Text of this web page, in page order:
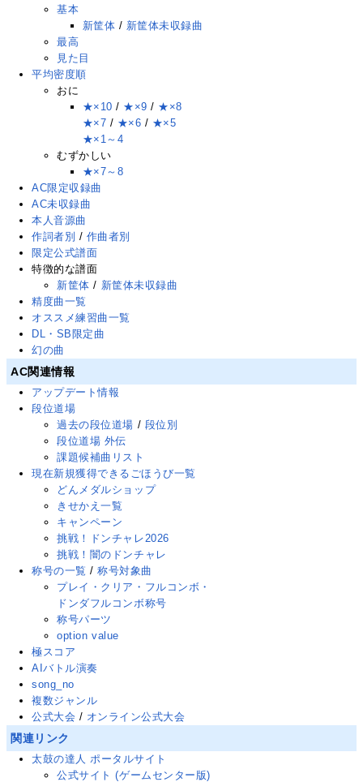
基本
新筐体 / 新筐体未収録曲
最高
見た目
平均密度順
おに
★×10 / ★×9 / ★×8
★×7 / ★×6 / ★×5
★×1～4
むずかしい
★×7～8
AC限定収録曲
AC未収録曲
本人音源曲
作詞者別 / 作曲者別
限定公式譜面
特徴的な譜面
新筐体 / 新筐体未収録曲
精度曲一覧
オススメ練習曲一覧
DL・SB限定曲
幻の曲
AC関連情報
アップデート情報
段位道場
過去の段位道場 / 段位別
段位道場 外伝
課題候補曲リスト
現在新規獲得できるごほうび一覧
どんメダルショップ
きせかえ一覧
キャンペーン
挑戦！ドンチャレ2026
挑戦！闇のドンチャレ
称号の一覧 /称号対象曲
プレイ・クリア・フルコンボ・
ドンダフルコンボ称号
称号パーツ
option value
極スコア
AIバトル演奏
song_no
複数ジャンル
公式大会 / オンライン公式大会
関連リンク
太鼓の達人 ポータルサイト
公式サイト (ゲームセンター版)